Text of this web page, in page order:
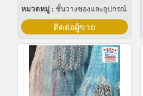
หมวดหมู่ : ชั้นวางของและอุปกรณ์
ติดต่อผู้ขาย